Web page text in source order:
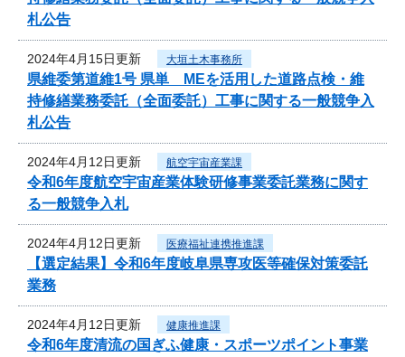
札公告
2024年4月15日更新 大垣土木事務所
県維委第道維1号 県単 MEを活用した道路点検・維
持修繕業務委託（全面委託）工事に関する一般競争入
札公告
2024年4月12日更新 航空宇宙産業課
令和6年度航空宇宙産業体験研修事業委託業務に関す
る一般競争入札
2024年4月12日更新 医療福祉連携推進課
【選定結果】令和6年度岐阜県専攻医等確保対策委託
業務
2024年4月12日更新 健康推進課
令和6年度清流の国ぎふ健康・スポーツポイント事業